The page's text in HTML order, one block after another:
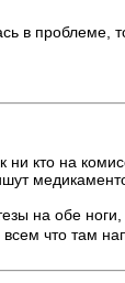
в проблеме,
кто на
на обе ноги,
что там